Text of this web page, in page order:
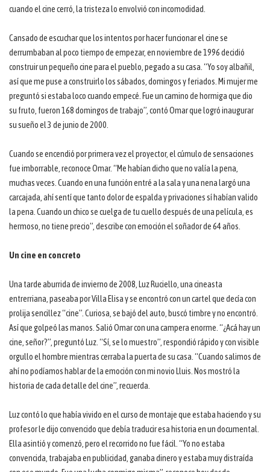
cuando el cine cerró, la tristeza lo envolvió con incomodidad.
Cansado de escuchar que los intentos por hacer funcionar el cine se
derrumbaban al poco tiempo de empezar, en noviembre de 1996 decidió
construir un pequeño cine para el pueblo, pegado a su casa. “Yo soy albañil,
así que me puse a construirlo los sábados, domingos y feriados. Mi mujer me
preguntó si estaba loco cuando empecé. Fue un camino de hormiga que dio
su fruto, fueron 168 domingos de trabajo”, contó Omar que logró inaugurar
su sueño el 3 de junio de 2000.
Cuando se encendió por primera vez el proyector, el cúmulo de sensaciones
fue imborrable, reconoce Omar. “Me habían dicho que no valía la pena,
muchas veces. Cuando en una función entré a la sala y una nena largó una
carcajada, ahí sentí que tanto dolor de espalda y privaciones sí habían valido
la pena. Cuando un chico se cuelga de tu cuello después de una película, es
hermoso, no tiene precio”, describe con emoción el soñador de 64 años.
Un cine en concreto
Una tarde aburrida de invierno de 2008, Luz Ruciello, una cineasta
entrerriana, paseaba por Villa Elisa y se encontró con un cartel que decía con
prolija sencillez “cine”. Curiosa, se bajó del auto, buscó timbre y no encontró.
Así que golpeó las manos. Salió Omar con una campera enorme. “¿Acá hay un
cine, señor?”, preguntó Luz. “Sí, se lo muestro”, respondió rápido y con visible
orgullo el hombre mientras cerraba la puerta de su casa. “Cuando salimos de
ahí no podíamos hablar de la emoción con mi novio Lluis. Nos mostró la
historia de cada detalle del cine”, recuerda.
Luz contó lo que había vivido en el curso de montaje que estaba haciendo y su
profesor le dijo convencido que debía traducir esa historia en un documental.
Ella asintió y comenzó, pero el recorrido no fue fácil. “Yo no estaba
convencida, trabajaba en publicidad, ganaba dinero y estaba muy distraída